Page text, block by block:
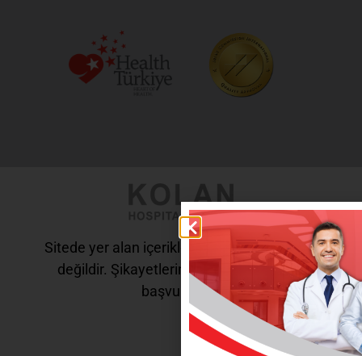
Sitede yer alan içerikler tanı ve tedavi amaçlı
değildir. Şikayetleriniz için doktorunuza
başvurunuz.